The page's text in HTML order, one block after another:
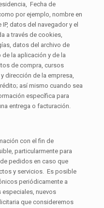
Fecha de
por ejemplo, nombre en
datos del navegador y el
a través de cookies,
datos del archivo de
la aplicación y de la
de compra, cursos
dirección de la empresa,
así mismo cuando sea
específica para
entrega o facturación.
con el fin de
particularmente para
pedidos en caso que
y servicios. Es posible
periódicamente a
nuevos
que consideremos